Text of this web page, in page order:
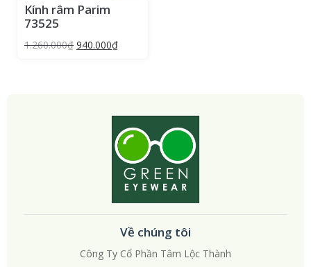
Kính râm Parim
73525
1.260.000₫ 940.000₫
Về chúng tôi
Công Ty Cổ Phần Tâm Lộc Thành